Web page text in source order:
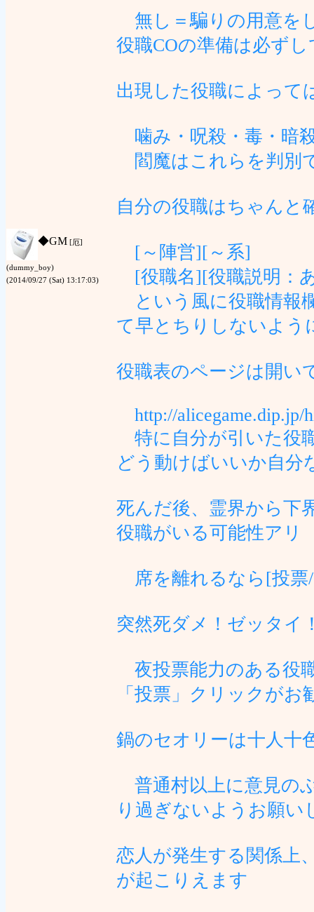
◆GM [厄]
(dummy_boy)
(2014/09/27 (Sat) 13:17:03)
無し＝騙りの用意を
役職COの準備は必ず
出現した役職によって
噛み・呪殺・毒・暗
閻魔はこれらを判別
自分の役職はちゃんと
[～陣営][～系]
[役職名][役職説明：
という風に役職情報
て早とちりしないよう
役職表のページは開い
http://alicegame.dip.jp/
特に自分が引いた役
どう動けばいいか自分
死んだ後、霊界から下
役職がいる可能性アリ
席を離れるなら[投票
突然死ダメ！ゼッタイ
夜投票能力のある役
「投票」クリックがお
鍋のセオリーは十人十
普通村以上に意見の
り過ぎないようお願い
恋人が発生する関係上
が起こりえます